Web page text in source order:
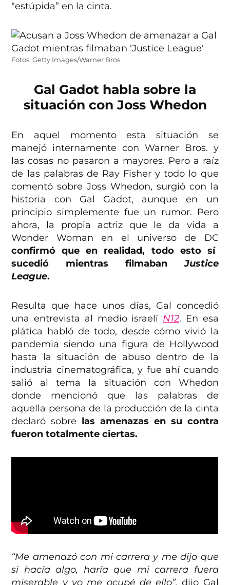
“estúpida” en la cinta.
Fotos: Getty Images/Warner Bros.
Gal Gadot habla sobre la
situación con Joss Whedon
En aquel momento esta situación se
manejó internamente con Warner Bros. y
las cosas no pasaron a mayores. Pero a raíz
de las palabras de Ray Fisher y todo lo que
comentó sobre Joss Whedon, surgió con la
historia con Gal Gadot, aunque en un
principio simplemente fue un rumor. Pero
ahora, la propia actriz que le da vida a
Wonder Woman en el universo de DC
confirmó que en realidad, todo esto sí
sucedió mientras filmabanJustice
League.
Resulta que hace unos días, Gal concedió
una entrevista al medio israelí N12. En esa
plática habló de todo, desde cómo vivió la
pandemia siendo una figura de Hollywood
hasta la situación de abuso dentro de la
industria cinematográfica, y fue ahí cuando
salió al tema la situación con Whedon
donde mencionó que las palabras de
aquella persona de la producción de la cinta
declaró sobre las amenazas en su contra
fueron totalmente ciertas.
“Me amenazó con mi carrera y me dijo que
si hacía algo, haría que mi carrera fuera
miserable y yo me ocupé de ello”,dijo Gal